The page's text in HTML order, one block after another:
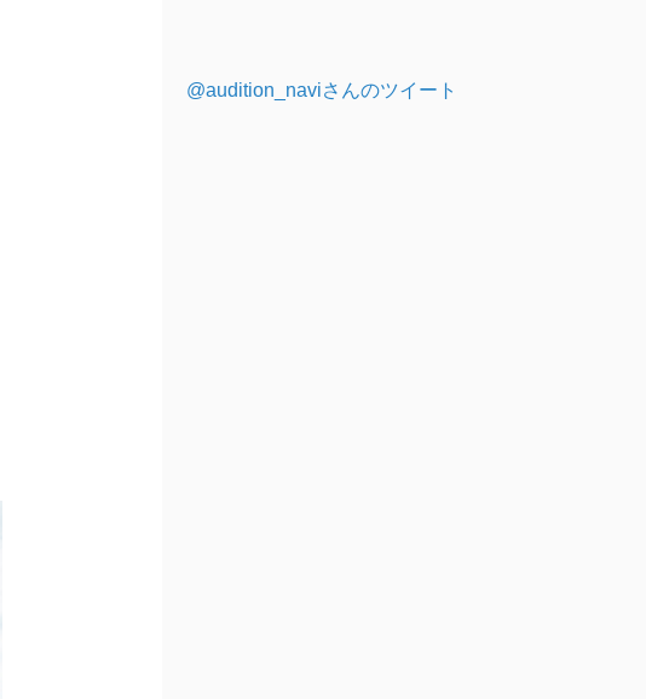
@audition_naviさんのツイート